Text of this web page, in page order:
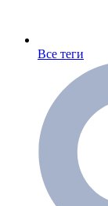
Все теги